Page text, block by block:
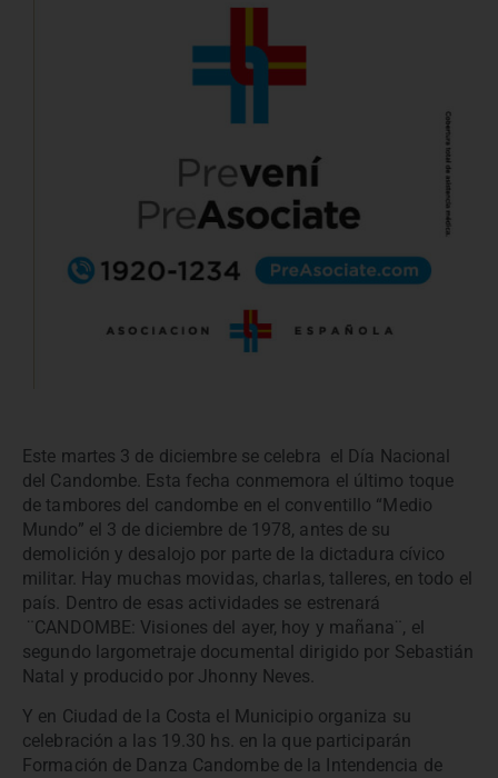
Este martes 3 de diciembre se celebra el Día Nacional
del Candombe. Esta fecha conmemora el último toque
de tambores del candombe en el conventillo “Medio
Mundo” el 3 de diciembre de 1978, antes de su
demolición y desalojo por parte de la dictadura cívico
militar. Hay muchas movidas, charlas, talleres, en todo el
país. Dentro de esas actividades se estrenará
¨CANDOMBE: Visiones del ayer, hoy y mañana¨, el
segundo largometraje documental dirigido por Sebastián
Natal y producido por Jhonny Neves.
Y en Ciudad de la Costa el Municipio organiza su
celebración a las 19.30 hs. en la que participarán
Formación de Danza Candombe de la Intendencia de